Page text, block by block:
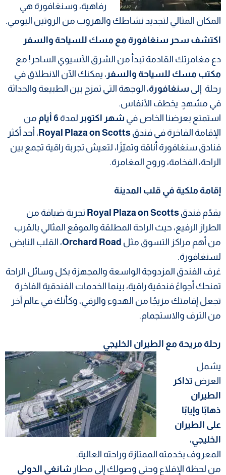
رفاهية، وسنغافورة هي
المكان المثالي لتجديد نشاطك والهروب من الروتين اليومي.
اكتشف سحر سنغافورة مع مسك للسياحة والسفر
دع مغامرتك القادمة تبدأ من الشرق الآسيوي الساحر! مع
مكتب مسك للسياحة والسفر ، يمكنك الآن الانطلاق في
رحلة إلى سنغافورة، الوجهة التي تمزج بين الطبيعة والحداثة
في مشهدٍ يخطف الأنفاس.
استمتع بعرضنا الخاص في شهر اكتوبر لمدة 6 أيام
من
الإقامة الفاخرة في فندق Royal Plaza on Scotts، أحد أكثر
فنادق سنغافورة أناقة وتميّزًا، لتعيش تجربة راقية تجمع بين
الراحة، الفخامة، وروح المغامرة.
إقامة ملكية في قلب المدينة
يقدّم فندق Royal Plaza on Scotts تجربة ضيافة من
الطراز الرفيع، حيث الراحة المطلقة والموقع المثالي بالقرب
من أهم مراكز التسوق مثل Orchard Road، القلب النابض
لسنغافورة.
غرف الفندق المزدوجة الواسعة والمجهزة بكل وسائل الراحة
تمنحك أجواءً فندقية راقية، بينما الخدمات الفندقية الفاخرة
تجعل إقامتك مزيجًا من الهدوء والرقي، وكأنك في عالم آخر
من الترف والاستجمام.
رحلة مريحة مع الطيران الخليجي
يشمل
العرض تذاكر
الطيران
ذهابًا وإيابًا
على الطيران
الخليجي،
المعروف بخدمته الممتازة وراحته العالية.
من لحظة الإقلاع وحتى وصولك إلى مطار شانغي الدولي